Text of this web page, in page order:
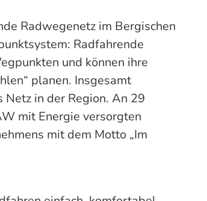
Radwegenetz im Bergischen
Radfahrende
und können ihre
planen. Insgesamt
in der Region. An 29
mit Energie versorgten
mit dem Motto „Im